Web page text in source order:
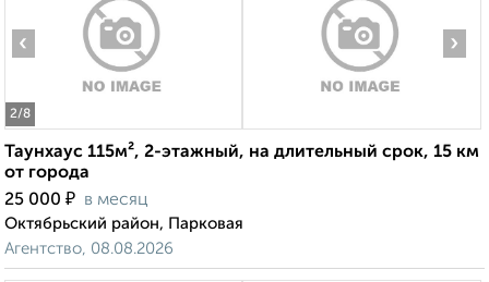
2/8
‹ ›
Таунхаус 115м², 2-этажный, на длительный срок, 15 км
от города
25 000 ₽ в месяц
Октябрьский район, Парковая
Агентство, 08.08.2026